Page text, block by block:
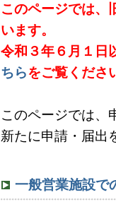
このページでは、
います。
令和３年６月１日
ちらをご覧くださ
このページでは、
新たに申請・届出
一般営業施設で